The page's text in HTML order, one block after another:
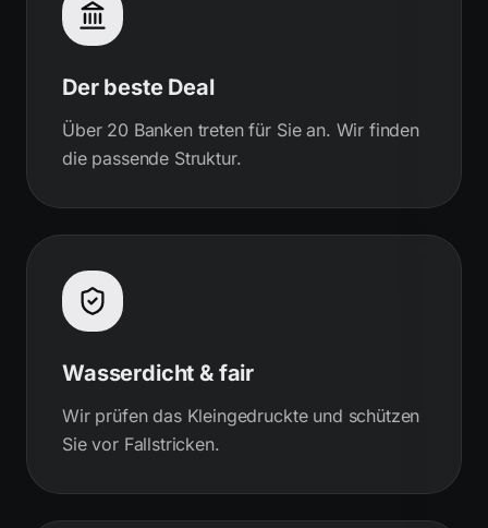
Der beste Deal
Über 20 Banken treten für Sie an. Wir finden
die passende Struktur.
Wasserdicht & fair
Wir prüfen das Kleingedruckte und schützen
Sie vor Fallstricken.